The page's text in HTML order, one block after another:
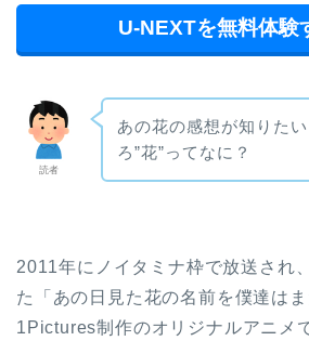
U-NEXTを無料体験
読者
あの花の感想が知りた
ろ”花”ってなに？
2011年にノイタミナ枠で放送され
た「あの日見た花の名前を僕達は
1Pictures制作のオリジナルアニメ